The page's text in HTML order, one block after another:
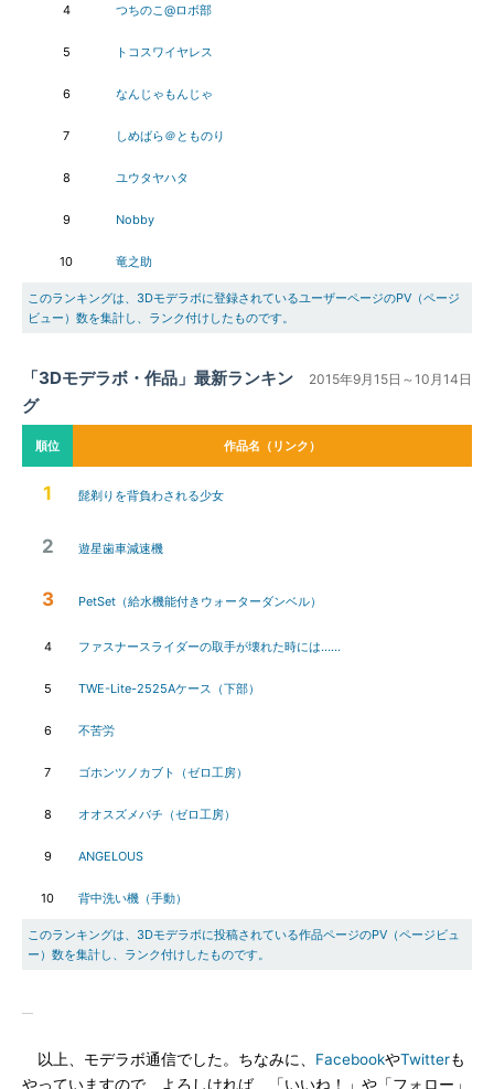
4 つちのこ@ロボ部
5 トコスワイヤレス
6 なんじゃもんじゃ
7 しめばら＠とものり
8 ユウタヤハタ
9 Nobby
10 竜之助
このランキングは、3Dモデラボに登録されているユーザーページのPV（ページ
ビュー）数を集計し、ランク付けしたものです。
「3Dモデラボ・作品」最新ランキン
グ
2015年9月15日～10月14日
順位 作品名（リンク）
1 髭剃りを背負わされる少女
2 遊星歯車減速機
3 PetSet（給水機能付きウォーターダンベル）
4 ファスナースライダーの取手が壊れた時には……
5 TWE-Lite-2525Aケース（下部）
6 不苦労
7 ゴホンツノカブト（ゼロ工房）
8 オオスズメバチ（ゼロ工房）
9 ANGELOUS
10 背中洗い機（手動）
このランキングは、3Dモデラボに投稿されている作品ページのPV（ページビュ
ー）数を集計し、ランク付けしたものです。
以上、モデラボ通信でした。ちなみに、 FacebookやTwitterも
やっていますので、よろしければ、「いいね！」や「フォロー」